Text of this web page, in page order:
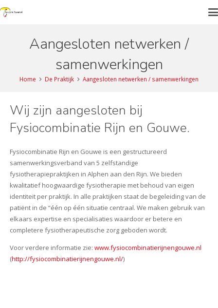
Aangesloten netwerken /
samenwerkingen
Home De Praktijk Aangesloten netwerken / samenwerkingen
Wij zijn aangesloten bij
Fysiocombinatie Rijn en Gouwe.
Fysiocombinatie Rijn en Gouwe is een gestructureerd
samenwerkingsverband van 5 zelfstandige
fysiotherapiepraktijken in Alphen aan den Rijn. We bieden
kwalitatief hoogwaardige fysiotherapie met behoud van eigen
identiteit per praktijk. In alle praktijken staat de begeleiding van de
patiënt in de “één op één situatie centraal. We maken gebruik van
elkaars expertise en specialisaties waardoor er betere en
completere fysiotherapeutische zorg geboden wordt.
Voor verdere informatie zie: www.fysiocombinatierijnengouwe.nl
(http://fysiocombinatierijnengouwe.nl/)